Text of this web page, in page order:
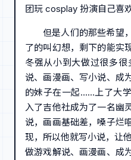
团玩 cosplay 扮演自己喜
但是人们的那些希望
了的叫幻想，剩下的能实
冬强从小到大做过很多
说、画漫画、写小说、成
的妹子在一起……上了大
入了吉他社成为了一名幽
说，画画基础差，嗓子烂
现，所以他就写小说，让
做游戏解说、画漫画、成